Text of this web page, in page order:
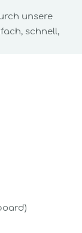
unsere
schnell,